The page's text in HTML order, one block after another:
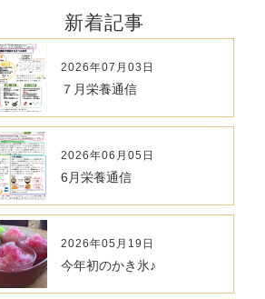
新着記事
2026年07月03日
７月栄養通信
2026年06月05日
6月栄養通信
2026年05月19日
今年初のかき氷♪